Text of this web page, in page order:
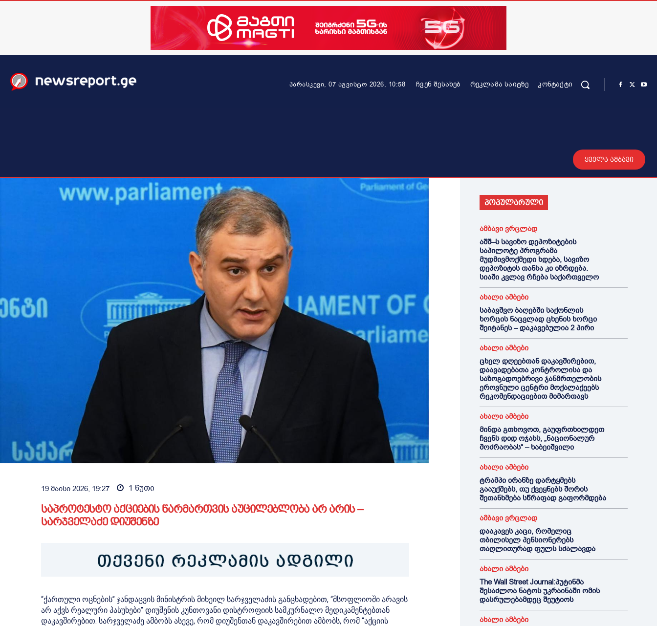
პარასკევი, 07 აგვისტო 2026, 10:58 ᲩᲕᲔᲜ ᲨᲔᲡᲐᲮᲔᲑ ᲠᲔᲙᲚᲐᲛᲐ ᲡᲐᲘᲢᲖᲔ ᲙᲝᲜᲢᲐᲥᲢᲘ
ყველა ამბავი
19 მაისი 2026, 19:27 1 წუთი
საპროტესტო აქციების წარმართვის აუცილებლობა არ არის –
სარჯველაძე დიუშენზე
“ქართული ოცნების” ჯანდაცვის მინისტრის მიხეილ სარჯველაძის განცხადებით, “მსოფლიოში არავის
არ აქვს რეალური პასუხები” დიუშენის კუნთოვანი დისტროფიის სამკურნალო მედიკამენტებთან
დაკავშირებით. სარჯველაძე ამბობს ასევე, რომ დიუშენთან დაკავშირებით ამბობს, რომ “აქციის
პოპულარული
ამბავი ვრცლად
აშშ–ს სავიზო დეპოზიტების
საპილოტე პროგრამა
მუდმივმოქმედი ხდება, სავიზო
დეპოზიტის თანხა კი იზრდება.
სიაში კვლავ რჩება საქართველო
ახალი ამბები
საბავშვო ბაღებში საქონლის
ხორცის ნაცვლად ცხენის ხორცი
შეიტანეს – დაკავებულია 2 პირი
ახალი ამბები
ცხელ დღეებთან დაკავშირებით,
დაავადებათა კონტროლისა და
საზოგადოებრივი ჯანმრთელობის
ეროვნული ცენტრი მოქალაქეებს
რეკომენდაციებით მიმართავს
ახალი ამბები
მინდა გთხოვოთ, გაუფრთხილდეთ
ჩვენს დიდ ოჯახს, „ნაციონალურ
მოძრაობას“ – ხაბეიშვილი
ახალი ამბები
ტრამპი ირანზე დარტყმებს
გააუქმებს, თუ ქვეყნებს შორის
შეთანხმება სწრაფად გაფორმდება
ამბავი ვრცლად
დააკავეს კაცი, რომელიც
თბილისელ პენსიონერებს
თაღლითურად ფულს სძალავდა
ახალი ამბები
The Wall Street Journal:პუტინმა
შესაძლოა ნატოს უკრაინაში ომის
დასრულებამდეც შეუტიოს
ახალი ამბები